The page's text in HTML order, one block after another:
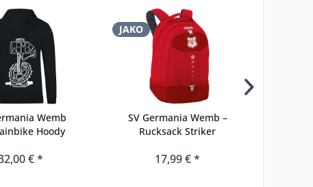
Wemb
Hoody
€ *
JAKO
SV Germania Wemb –
Rucksack Striker
17,99 € *